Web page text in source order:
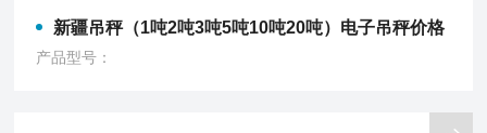
新疆吊秤（1吨2吨3吨5吨10吨20吨）电子吊秤价格
产品型号：